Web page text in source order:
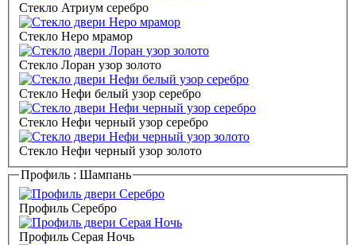
Стекло Атриум серебро
Стекло Неро мрамор
Стекло Лоран узор золото
Стекло Нефи белый узор серебро
Стекло Нефи черный узор серебро
Стекло Нефи черный узор золото
Профиль : Шампань
Профиль Серебро
Профиль Серая Ночь